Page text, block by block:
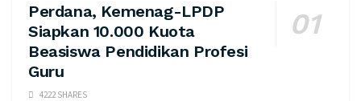
Perdana, Kemenag-LPDP
Siapkan 10.000 Kuota
Beasiswa Pendidikan Profesi
Guru
4222 SHARES